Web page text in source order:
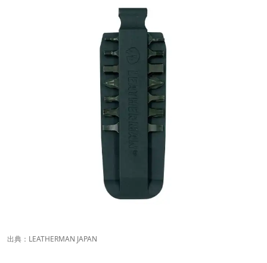
出典： LEATHERMAN JAPAN